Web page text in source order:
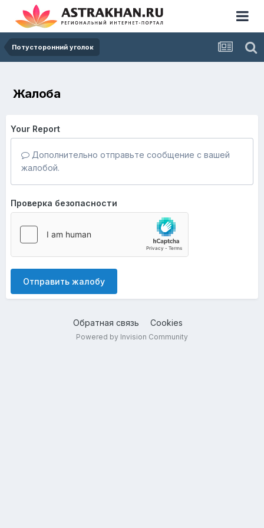
Потусторонний уголок
Жалоба
Your Report
Дополнительно отправьте сообщение с вашей
жалобой.
Проверка безопасности
Отправить жалобу
Обратная связь Cookies
Powered by Invision Community